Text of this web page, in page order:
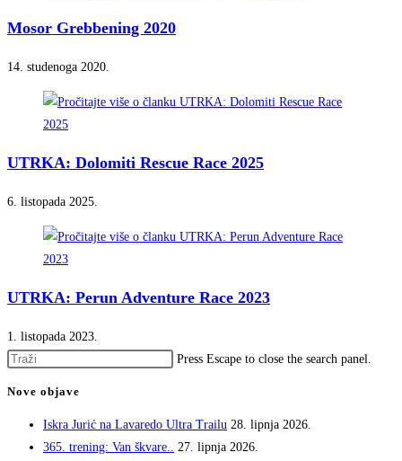
Mosor Grebbening 2020
14. studenoga 2020.
UTRKA: Dolomiti Rescue Race 2025
6. listopada 2025.
UTRKA: Perun Adventure Race 2023
1. listopada 2023.
Press Escape to close the search panel.
Nove objave
Iskra Jurić na Lavaredo Ultra Trailu 28. lipnja 2026.
365. trening: Van škvare..
27. lipnja 2026.